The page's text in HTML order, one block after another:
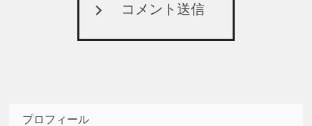
コメント送信
プロフィール